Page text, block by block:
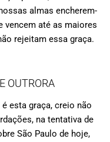
almas encherem-
vencem até as maiores
rejeitam essa graça.
OUTRORA
esta graça, creio não
na tentativa de
São Paulo de hoje,